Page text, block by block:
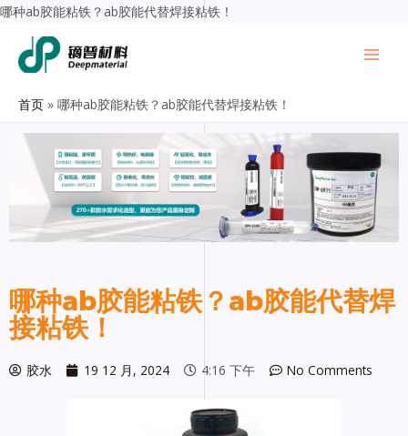
哪种ab胶能粘铁？ab胶能代替焊接粘铁！
首页 哪种ab胶能粘铁？ab胶能代替焊接粘铁！
哪种ab胶能粘铁？ab胶能代替焊
接粘铁！
胶水 19 12 月, 2024 4:16 下午 No Comments